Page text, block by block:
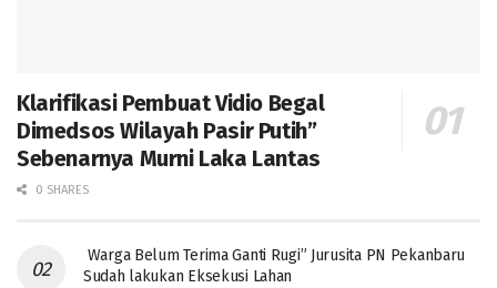
Klarifikasi Pembuat Vidio Begal
Dimedsos Wilayah Pasir Putih”
Sebenarnya Murni Laka Lantas
0 SHARES
Warga Belum Terima Ganti Rugi” Jurusita PN Pekanbaru
Sudah lakukan Eksekusi Lahan